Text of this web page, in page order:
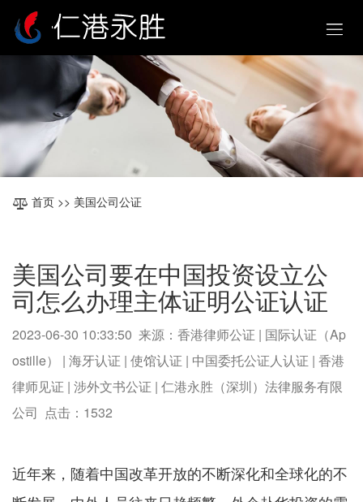
首页 >> 美国公司公证
美国公司要在中国投资设立公
司怎么办理主体证明公证认证
2023-06-30 10:33:50 来源：香港律师公证 | 国际认证（Ap
ostille） | 海牙认证 | 使馆认证 | 中国委托公证人认证 | 香港
律师见证 | 涉外文书公证 | 仁港永胜（深圳）法律服务有限
公司 点击： 1532
近年来，随着中国改革开放的不断深化和全球化的不